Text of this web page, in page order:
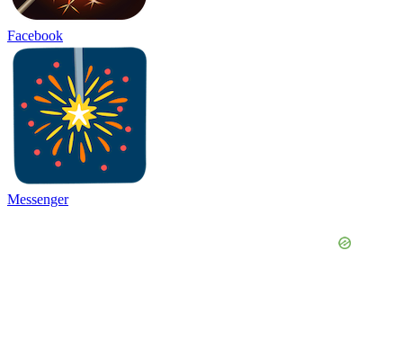
Facebook
Messenger